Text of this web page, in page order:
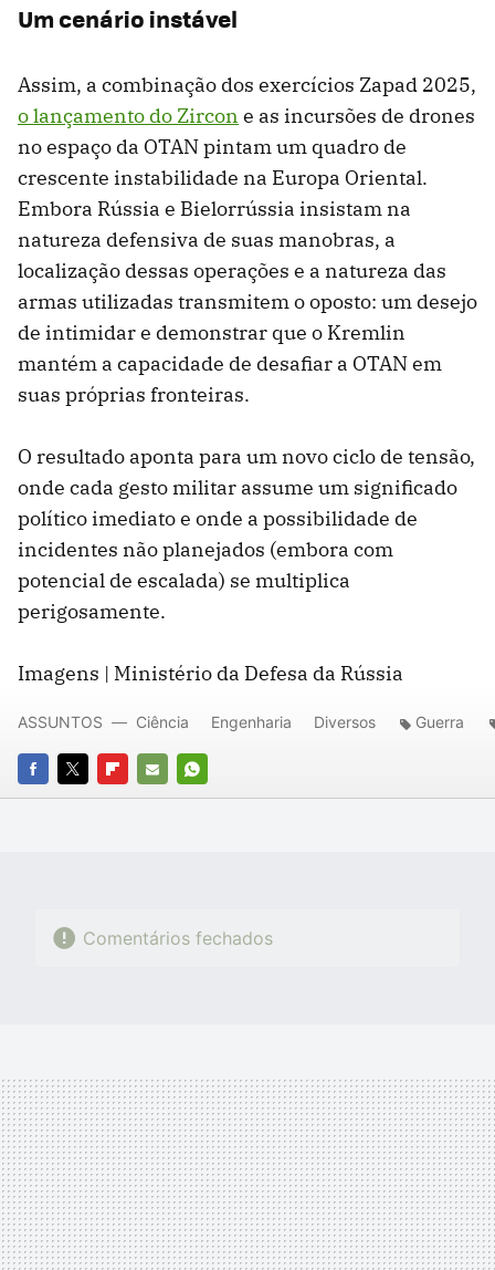
Um cenário instável
Assim, a combinação dos exercícios Zapad 2025,
o lançamento do Zircon e as incursões de drones
no espaço da OTAN pintam um quadro de
crescente instabilidade na Europa Oriental.
Embora Rússia e Bielorrússia insistam na
natureza defensiva de suas manobras, a
localização dessas operações e a natureza das
armas utilizadas transmitem o oposto: um desejo
de intimidar e demonstrar que o Kremlin
mantém a capacidade de desafiar a OTAN em
suas próprias fronteiras.
O resultado aponta para um novo ciclo de tensão,
onde cada gesto militar assume um significado
político imediato e onde a possibilidade de
incidentes não planejados (embora com
potencial de escalada) se multiplica
perigosamente.
Imagens | Ministério da Defesa da Rússia
FACEBOOK
TWITTERFLIPBOARD
E-
WHATSAPP
ASSUNTOS Ciência Engenharia Diversos Guerra
Comentários fechados